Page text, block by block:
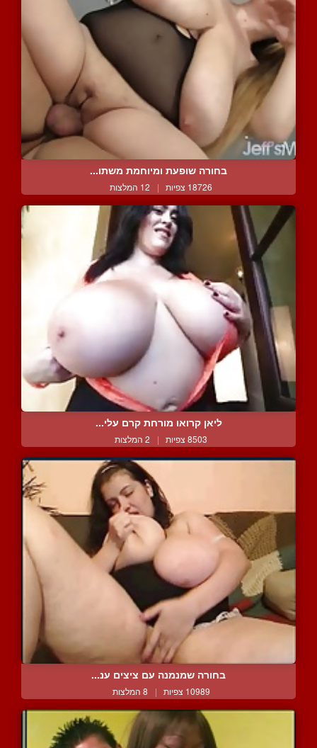
בחורה שופעת ומיוחמת משתו...
18726 צפיות | 12 המלצות
ליאן קרואו מורחת קרם עלי...
8503 צפיות | 2 המלצות
בחורה שמנמנה עם ציצים ענ...
10989 צפיות | 8 המלצות